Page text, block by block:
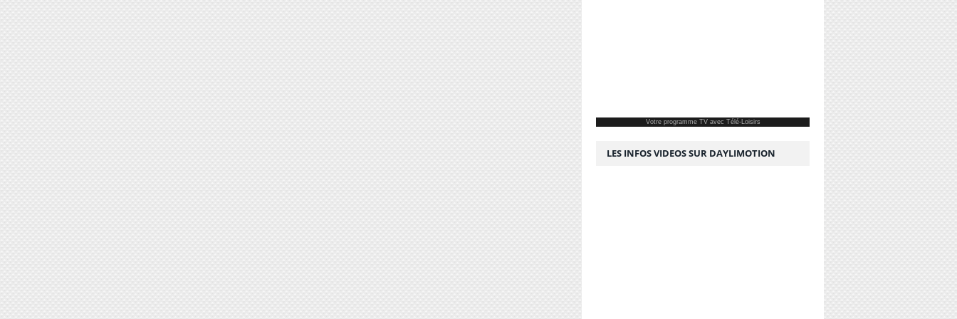
Votre programme TVavec Télé-Loisirs
LES INFOS VIDEOS SUR DAYLIMOTION